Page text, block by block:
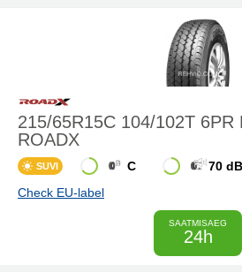
215/65R15C 104/102T 6PR
ROADX
SUVI C 70 dB
Check EU-label
SAATMISAEG
24h